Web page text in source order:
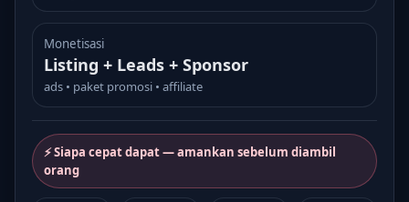
Monetisasi
Listing + Leads + Sponsor
ads • paket promosi • affiliate
⚡ Siapa cepat dapat — amankan sebelum diambil
orang